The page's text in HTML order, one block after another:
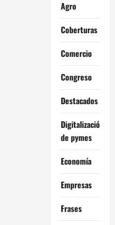
Agro
Coberturas
Comercio
Congreso
Destacados
Digitalización
de pymes
Economía
Empresas
Frases